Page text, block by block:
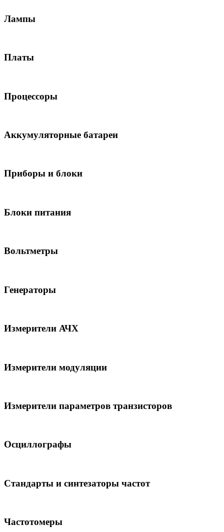
Лампы
Платы
Процессоры
Аккумуляторные батареи
Приборы и блоки
Блоки питания
Вольтметры
Генераторы
Измерители АЧХ
Измерители модуляции
Измерители параметров транзисторов
Осциллографы
Стандарты и синтезаторы частот
Частотомеры